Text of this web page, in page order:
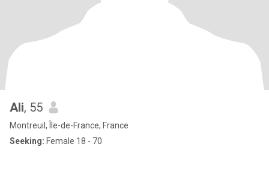
Ali, 55
Montreuil, Île-de-France, France
Seeking: Female 18 - 70